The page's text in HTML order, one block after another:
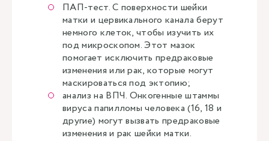
ПАП-тест. С поверхности шейки
матки и цервикального канала берут
немного клеток, чтобы изучить их
под микроскопом. Этот мазок
помогает исключить предраковые
изменения или рак, которые могут
маскироваться под эктопию;
анализ на ВПЧ. Онкогенные штаммы
вируса папилломы человека (16, 18 и
другие) могут вызвать предраковые
изменения и рак шейки матки.